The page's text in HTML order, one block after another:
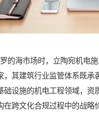
海市场时，立陶宛机电施
，其建筑行业监管体系既
设施的机电工程领域，资
跨文化合规过程中的战略